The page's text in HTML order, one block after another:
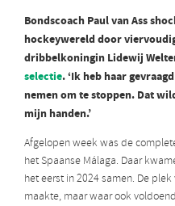
Bondscoach Paul van Ass
hockeywereld door
dribbelkoningin Lidewij
selectie. ‘Ik heb haar
nemen om te stoppen. Dat
mijn handen.’
Afgelopen week was de
het Spaanse Málaga. Daar
het eerst in 2024 samen. De
maakte, maar waar ook